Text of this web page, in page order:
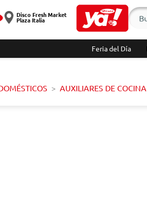
Disco Fresh Market
Plaza Italia
Feria del Día
AUXILIARES DE COCINA